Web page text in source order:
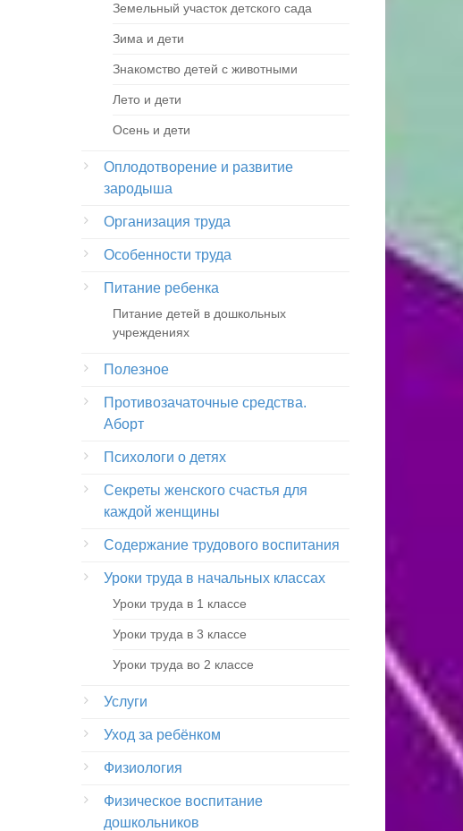
Земельный участок детского сада
Зима и дети
Знакомство детей с животными
Лето и дети
Осень и дети
Оплодотворение и развитие
зародыша
Организация труда
Особенности труда
Питание ребенка
Питание детей в дошкольных
учреждениях
Полезное
Противозачаточные средства.
Аборт
Психологи о детях
Секреты женского счастья для
каждой женщины
Содержание трудового воспитания
Уроки труда в начальных классах
Уроки труда в 1 классе
Уроки труда в 3 классе
Уроки труда во 2 классе
Услуги
Уход за ребёнком
Физиология
Физическое воспитание
дошкольников